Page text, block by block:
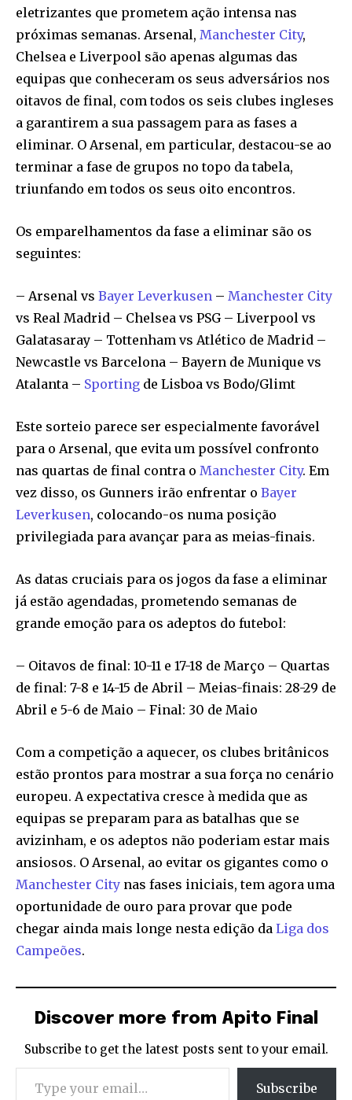
eletrizantes que prometem ação intensa nas
próximas semanas. Arsenal, Manchester City,
Chelsea e Liverpool são apenas algumas das
equipas que conheceram os seus adversários nos
oitavos de final, com todos os seis clubes ingleses
a garantirem a sua passagem para as fases a
eliminar. O Arsenal, em particular, destacou-se ao
terminar a fase de grupos no topo da tabela,
triunfando em todos os seus oito encontros.
Os emparelhamentos da fase a eliminar são os
seguintes:
– Arsenal vs Bayer Leverkusen – Manchester City
vs Real Madrid – Chelsea vs PSG – Liverpool vs
Galatasaray – Tottenham vs Atlético de Madrid –
Newcastle vs Barcelona – Bayern de Munique vs
Atalanta – Sporting de Lisboa vs Bodo/Glimt
Este sorteio parece ser especialmente favorável
para o Arsenal, que evita um possível confronto
nas quartas de final contra o Manchester City. Em
vez disso, os Gunners irão enfrentar o Bayer
Leverkusen, colocando-os numa posição
privilegiada para avançar para as meias-finais.
As datas cruciais para os jogos da fase a eliminar
já estão agendadas, prometendo semanas de
grande emoção para os adeptos do futebol:
– Oitavos de final: 10-11 e 17-18 de Março – Quartas
de final: 7-8 e 14-15 de Abril – Meias-finais: 28-29 de
Abril e 5-6 de Maio – Final: 30 de Maio
Com a competição a aquecer, os clubes britânicos
estão prontos para mostrar a sua força no cenário
europeu. A expectativa cresce à medida que as
equipas se preparam para as batalhas que se
avizinham, e os adeptos não poderiam estar mais
ansiosos. O Arsenal, ao evitar os gigantes como o
Manchester City nas fases iniciais, tem agora uma
oportunidade de ouro para provar que pode
chegar ainda mais longe nesta edição da Liga dos
Campeões.
Discover more from Apito Final
Subscribe to get the latest posts sent to your email.
Type your email…
Subscribe